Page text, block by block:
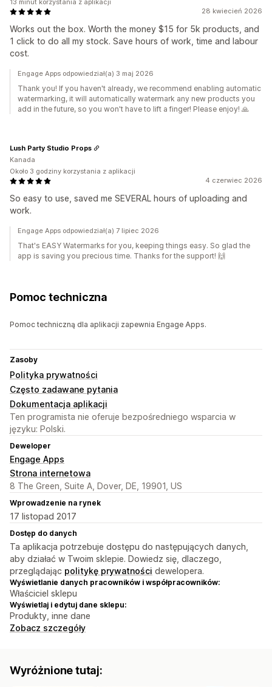
28 kwiecień 2026
Works out the box. Worth the money $15 for 5k products, and
1 click to do all my stock. Save hours of work, time and labour
cost.
13 minut korzystania z aplikacji
Engage Apps odpowiedział(a) 3 maj 2026
Thank you! If you haven't already, we recommend enabling automatic
watermarking, it will automatically watermark any new products you
add in the future, so you won't have to lift a finger! Please enjoy! 🙏
4 czerwiec 2026
So easy to use, saved me SEVERAL hours of uploading and
work.
Lush Party Studio Props
Kanada
Około 3 godziny korzystania z aplikacji
Engage Apps odpowiedział(a) 7 lipiec 2026
That's EASY Watermarks for you, keeping things easy. So glad the
app is saving you precious time. Thanks for the support! 🙌
Pomoc techniczna
Pomoc techniczną dla aplikacji zapewnia Engage Apps.
Zasoby
Polityka prywatności
Często zadawane pytania
Dokumentacja aplikacji
Ten programista nie oferuje bezpośredniego wsparcia w
języku: Polski.
Deweloper
Engage Apps
Strona internetowa
8 The Green, Suite A, Dover, DE, 19901, US
Wprowadzenie na rynek
17 listopad 2017
Dostęp do danych
Ta aplikacja potrzebuje dostępu do następujących danych,
aby działać w Twoim sklepie. Dowiedz się, dlaczego,
przeglądając politykę prywatności dewelopera.
Wyświetlanie danych pracowników i współpracowników:
Właściciel sklepu
Wyświetlaj i edytuj dane sklepu:
Produkty, inne dane
Zobacz szczegóły
Wyróżnione tutaj: